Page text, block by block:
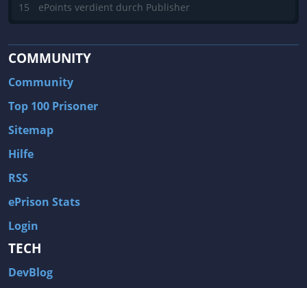
15 ePoints verdient durch Publisher
COMMUNITY
Community
Top 100 Prisoner
Sitemap
Hilfe
RSS
ePrison Stats
Login
TECH
DevBlog